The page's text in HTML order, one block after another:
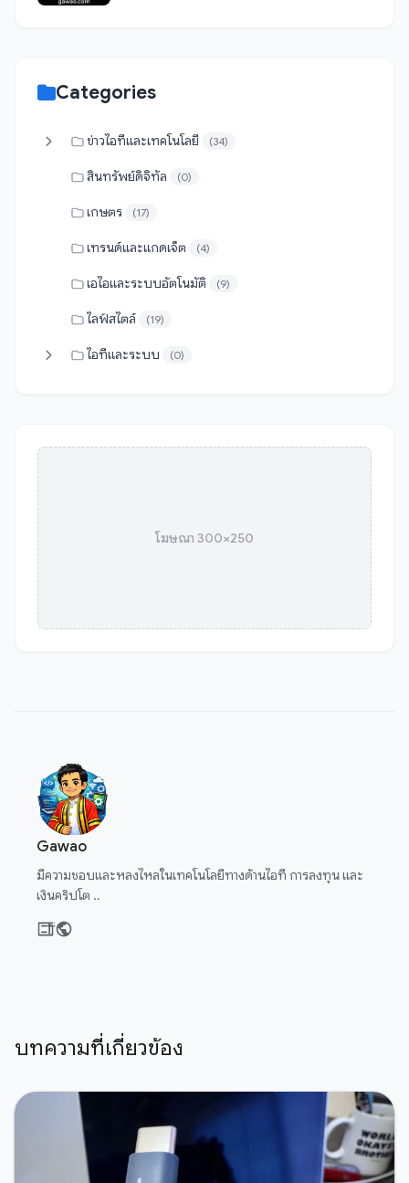
Categories
ข่าวไอทีและเทคโนโลยี (34)
สินทรัพย์ดิจิทัล (0)
เกษตร (17)
เทรนด์และแกดเจ็ต (4)
เอไอและระบบอัตโนมัติ (9)
ไลฟ์สไตล์ (19)
ไอทีและระบบ (0)
โฆษณา 300×250
Gawao
มีความชอบและหลงไหลในเทคโนโลยีทางด้านไอที การลงทุน และ
เงินคริปโต ..
บทความที่เกี่ยวข้อง